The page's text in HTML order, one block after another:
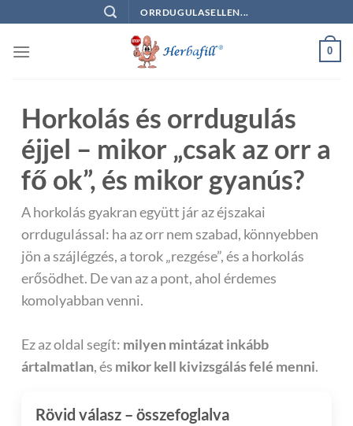
to
content
ORRDUGULASELLEN...
0
Horkolás és orrdugulás
éjjel – mikor „csak az orr a
fő ok”, és mikor gyanús?
A horkolás gyakran együtt jár az éjszakai
orrdugulással: ha az orr nem szabad, könnyebben
jön a szájlégzés, a torok „rezgése”, és a horkolás
erősödhet. De van az a pont, ahol érdemes
komolyabban venni.
Ez az oldal segít: milyen mintázat inkább
ártalmatlan, és mikor kell kivizsgálás felé menni.
Rövid válasz – összefoglalva